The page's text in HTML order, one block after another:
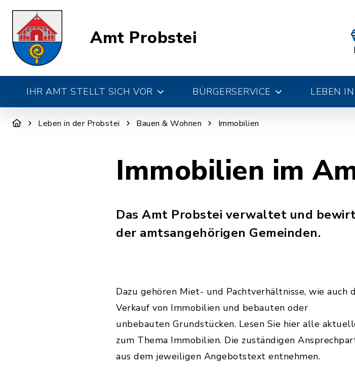
Amt Probstei
IHR AMT STELLT SICH VOR BÜRGERSERVICE LEBEN
Leben in der Probstei Bauen & Wohnen Immobilien
Immobilien im
Das Amt Probstei verwaltet und
der amtsangehörigen Gemeinden.
Dazu gehören Miet- und Pachtverhältnisse, wie auch
Verkauf von Immobilien und bebauten oder
unbebauten Grundstücken. Lesen Sie hier alle
zum Thema Immobilien. Die zuständigen
aus dem jeweiligen Angebotstext entnehmen.